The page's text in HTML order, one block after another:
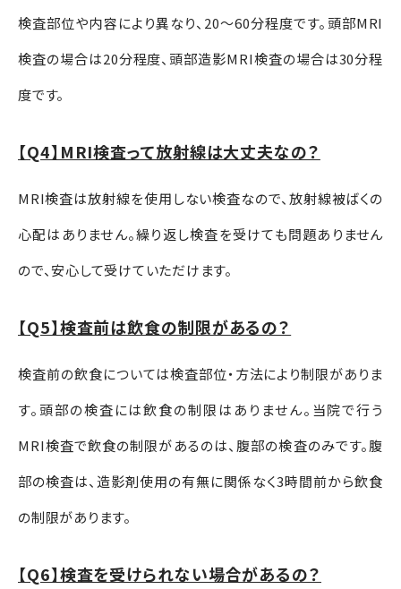
検査部位や内容により異なり、 20～60分程度です。頭部MRI
検査の場合は20分程度、頭部造影MRI検査の場合は30分程
度です。
【Q4】MRI検査って放射線は大丈夫なの？
MRI検査は放射線を使用しない検査なので、放射線被ばくの
心配はありません。繰り返し検査を受けても問題ありません
ので、安心して受けていただけます。
【Q5】検査前は飲食の制限があるの？
検査前の飲食については検査部位・方法により制限がありま
す。頭部の検査には飲食の制限はありません。当院で行う
MRI検査で飲食の制限があるのは、腹部の検査のみです。腹
部の検査は、造影剤使用の有無に関係なく3時間前から飲食
の制限があります。
【Q6】検査を受けられない場合があるの？